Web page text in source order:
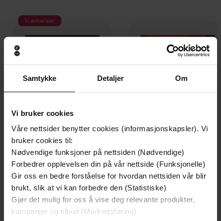
Samtykke Detaljer Om
Vi bruker cookies
Våre nettsider benytter cookies (informasjonskapsler). Vi
bruker cookies til:
Nødvendige funksjoner på nettsiden (Nødvendige)
Forbedrer opplevelsen din på vår nettside (Funksjonelle)
Gir oss en bedre forståelse for hvordan nettsiden vår blir
brukt, slik at vi kan forbedre den (Statistiske)
Gjør det mulig for oss å vise deg relevante produkter,
kampanjer og tilbud (Markedsføring)
Vi anbefaler
249,-
To søstre
Åsne Seierstad
EBOK
199,-
Putin og jeg
Øystein Bogen